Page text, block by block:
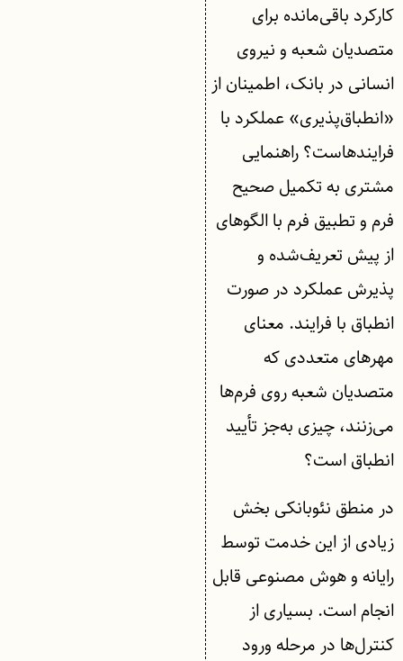
کارکرد باقی‌مانده برای
متصدیان شعبه و نیروی
انسانی در بانک، اطمینان از
«انطباق‌پذیری» عملکرد با
فرایندهاست؟ راهنمایی
مشتری به تکمیل صحیح
فرم و تطبیق فرم با الگوهای
از پیش تعریف‌شده و
پذیرش عملکرد در صورت
انطباق با فرایند. معنای
مهرهای متعددی که
متصدیان شعبه روی فرم‌ها
می‌زنند، چیزی به‌جز تأیید
انطباق است؟
در منطق نئوبانکی بخش
زیادی از این خدمت توسط
رایانه و هوش مصنوعی قابل
انجام است. بسیاری از
کنترل‌ها در مرحله ورود